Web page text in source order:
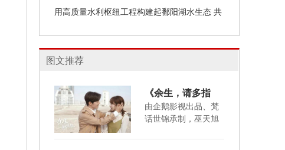
幕
生活美一面！
用高质量水利枢纽工程构建起鄱阳湖水生态 共
图文推荐
《余生，请多指
教》杨紫肖战携手
走出困境，开启满
由企鹅影视出品、梵
话世锦承制，巫天旭